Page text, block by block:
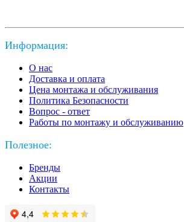
Информация:
О нас
Доставка и оплата
Цена монтажа и обслуживания
Политика Безопасности
Вопрос - ответ
Работы по монтажу и обслуживанию
Полезное:
Бренды
Акции
Контакты